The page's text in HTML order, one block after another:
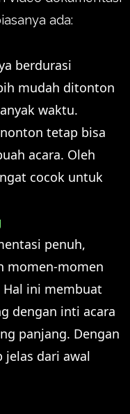
ada:
berdurasi
mudah ditonton
waktu.
tetap bisa
acara. Oleh
cocok untuk
penuh,
momen-momen
ini membuat
dengan inti acara
panjang. Dengan
dari awal